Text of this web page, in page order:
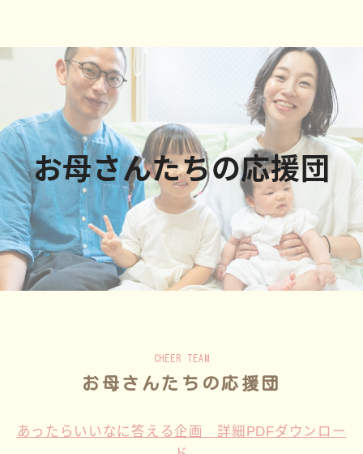
お母さんたちの応援団
CHEER TEAM
お母さんたちの応援団
あったらいいなに答える企画 詳細PDFダウンロー